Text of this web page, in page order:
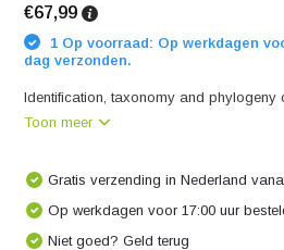
€67,99
1 Op voorraad: Op werkdagen
dag verzonden.
Identification, taxonomy and phylogeny
Toon meer
Gratis verzending in Nederland
Op werkdagen voor 17:00 uur
Niet goed? Geld terug